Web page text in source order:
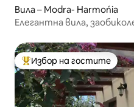
Вила – Modra- Harmońia
Елегантна вила,
Най-популярен избор на
Избор на гостите